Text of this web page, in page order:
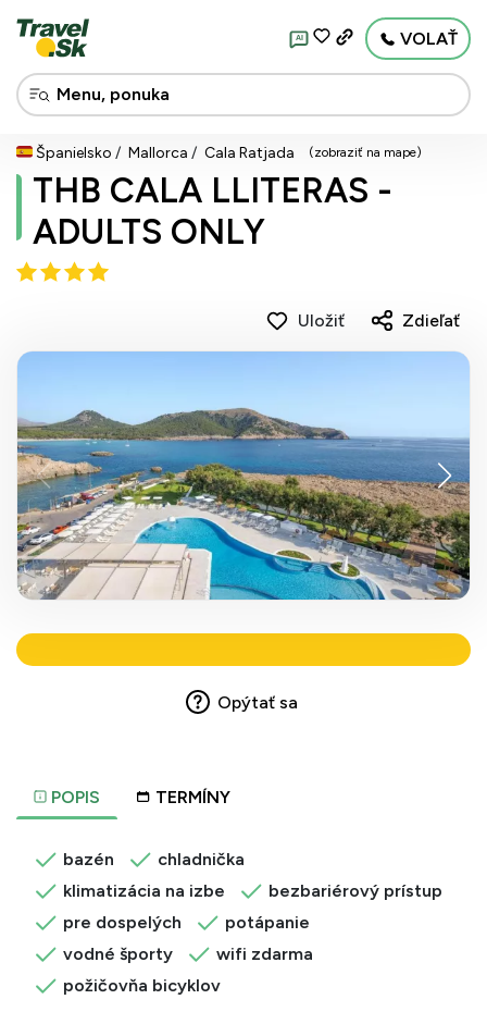
AI VOLAŤ
Španielsko Mallorca Cala Ratjada (zobraziť na mape)
THB CALA LLITERAS -
ADULTS ONLY
Uložiť Zdieľať
POPIS TERMÍNY
bazén
chladnička
klimatizácia na izbe
bezbariérový prístup
pre dospelých
potápanie
vodné športy
wifi zdarma
požičovňa bicyklov
Opýtať sa